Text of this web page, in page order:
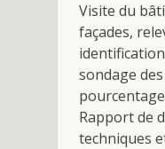
Visite du
façades,
sondage
Rapport de
techniques